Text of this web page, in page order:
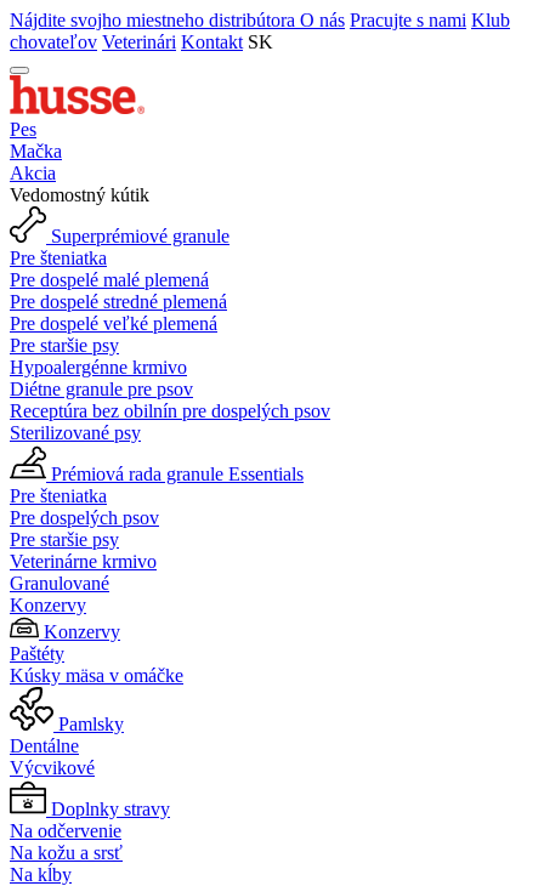
Nájdite svojho miestneho distribútora O nás Pracujte s nami Klub
chovateľov Veterinári Kontakt SK
Pes
Mačka
Akcia
Vedomostný kútik
Superprémiové granule
Pre šteniatka
Pre dospelé malé plemená
Pre dospelé stredné plemená
Pre dospelé veľké plemená
Pre staršie psy
Hypoalergénne krmivo
Diétne granule pre psov
Receptúra bez obilnín pre dospelých psov
Sterilizované psy
Prémiová rada granule Essentials
Pre šteniatka
Pre dospelých psov
Pre staršie psy
Veterinárne krmivo
Granulované
Konzervy
Konzervy
Paštéty
Kúsky mäsa v omáčke
Pamlsky
Dentálne
Výcvikové
Doplnky stravy
Na odčervenie
Na kožu a srsť
Na kĺby